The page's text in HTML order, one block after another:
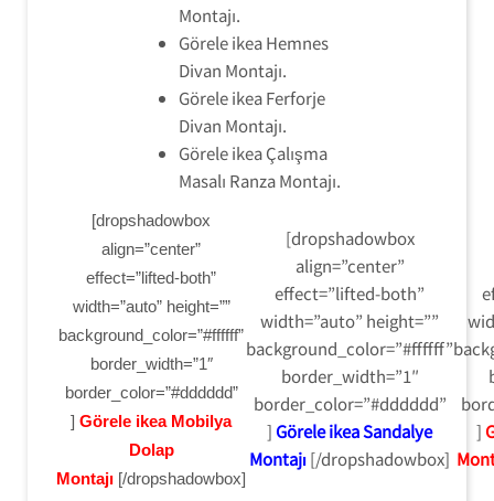
Montajı.
Görele ikea Hemnes
Divan Montajı.
Görele ikea Ferforje
Divan Montajı.
Görele ikea Çalışma
Masalı Ranza Montajı.
[dropshadowbox
align=”center”
effect=”lifted-both”
width=”auto” height=””
background_color=”#ffffff”
border_width=”1″
border_color=”#dddddd”
] Görele ikea Mobilya
Dolap
Montajı [/dropshadowbox]
[dropshadowbox
align=”center”
effect=”lifted-both”
width=”auto” height=””
background_color=”#ffffff”
border_width=”1″
border_color=”#dddddd”
]Görele ikea Sandalye
Montajı[/dropshadowbox]
]